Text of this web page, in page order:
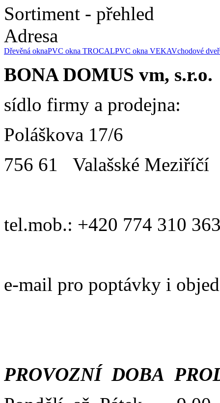
Sortiment - přehled
Adresa
Dřevěná oknaPVC okna TROCALPVC okna VEKAVchodové
BONA DOMUS vm, s.r.o.
sídlo firmy a prodejna:
Poláškova 17/6
756 61 Valašské Meziříčí
tel.mob.: +420 774 310
e-mail pro poptávky i
PROVOZNÍ DOBA